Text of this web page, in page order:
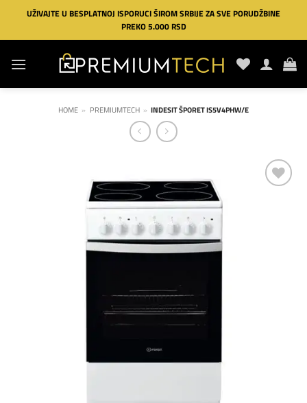
Preskoči
sadržaj
UŽIVAJTE U BESPLATNOJ ISPORUCI ŠIROM SRBIJE ZA SVE PORUDŽBINE
PREKO 5.000 RSD
HOME » PREMIUMTECH » INDESIT ŠPORET IS5V4PHW/E